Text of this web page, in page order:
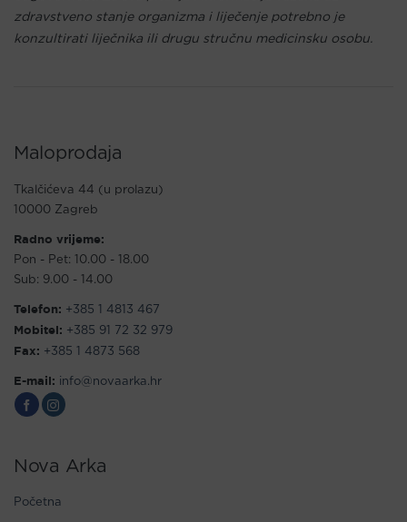
zdravstveno stanje organizma i liječenje potrebno je
konzultirati liječnika ili drugu stručnu medicinsku osobu.
Maloprodaja
Tkalčićeva 44 (u prolazu)
10000 Zagreb
Radno vrijeme:
Pon - Pet: 10.00 - 18.00
Sub: 9.00 - 14.00
Telefon: +385 1 4813 467
Mobitel: +385 91 72 32 979
Fax: +385 1 4873 568
E-mail: info@novaarka.hr
Nova Arka
Početna